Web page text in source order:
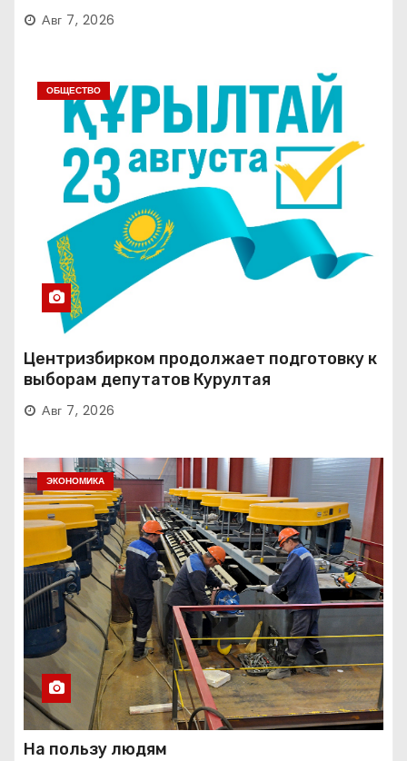
Авг 7, 2026
ОБЩЕСТВО
Центризбирком продолжает подготовку к
выборам депутатов Курултая
Авг 7, 2026
ЭКОНОМИКА
На пользу людям